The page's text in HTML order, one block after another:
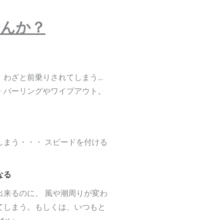
か？
わざと前乗りされてしまう…
ーリングやワイプアウト。
う・・・ スピードを付ける
る
るのに、 風や潮周りが変わ
まう。もしくは、いつもと